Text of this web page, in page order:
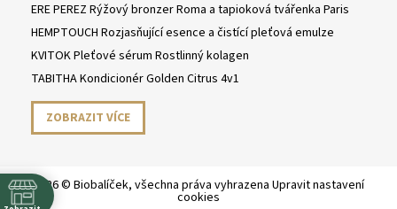
ERE PEREZ Rýžový bronzer Roma a tapioková tvářenka Paris
HEMPTOUCH Rozjasňující esence a čistící pleťová emulze
KVITOK Pleťové sérum Rostlinný kolagen
TABITHA Kondicionér Golden Citrus 4v1
ZOBRAZIT VÍCE
2026 © Biobalíček, všechna práva vyhrazena Upravit nastavení
cookies